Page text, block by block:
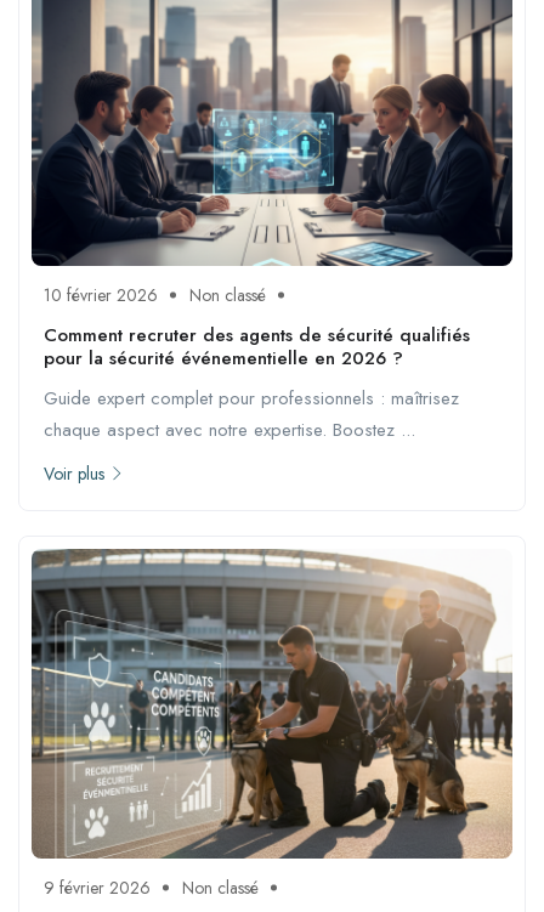
10 février 2026 Non classé
Comment recruter des agents de sécurité qualifiés
pour la sécurité événementielle en 2026 ?
Guide expert complet pour professionnels : maîtrisez
chaque aspect avec notre expertise. Boostez ...
Voir plus
9 février 2026 Non classé